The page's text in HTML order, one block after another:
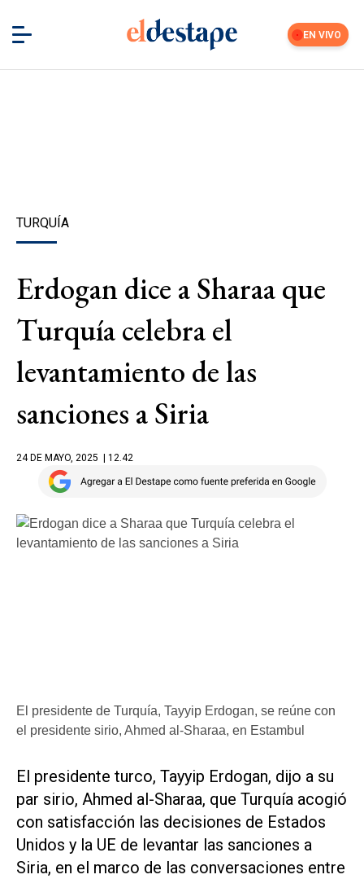
EN VIVO
TURQUÍA
Erdogan dice a Sharaa que
Turquía celebra el
levantamiento de las
sanciones a Siria
24 DE MAYO, 2025 | 12.42
El presidente de Turquía, Tayyip Erdogan, se reúne con
el presidente sirio, Ahmed al-Sharaa, en Estambul
El presidente turco, Tayyip Erdogan, dijo a su
par sirio, Ahmed al-Sharaa, que Turquía acogió
con satisfacción las decisiones de Estados
Unidos y la UE de levantar las sanciones a
Siria, en el marco de las conversaciones entre